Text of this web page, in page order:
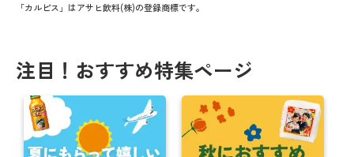
「カルピス」はアサヒ飲料(株)の登録商標です。
注目！おすすめ特集ページ